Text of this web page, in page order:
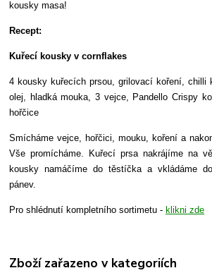
kousky masa!
Recept:
Kuřecí kousky v cornflakes
4 kousky kuřecích prsou, grilovací koření, chilli
olej, hladká mouka, 3 vejce, Pandello Crispy
hořčice
Smícháme vejce, hořčici, mouku, koření a
Vše promícháme. Kuřecí prsa nakrájíme na
kousky namáčíme do těstíčka a vkládáme
pánev.
Pro shlédnutí kompletního sortimetu - klikni zde
Zboží zařazeno v kategoriích